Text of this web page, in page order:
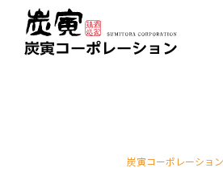
炭寅コーポレーション